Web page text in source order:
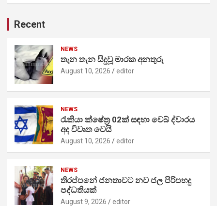
Recent
NEWS
තැන තැන සිදුවූ මාරක අනතුරු
August 10, 2026 editor
NEWS
රැකියා ක්ෂේත්‍ර 02ක් සඳහා වෙබ් ද්වාරය
අද විවෘත වෙයි
August 10, 2026 editor
NEWS
තිරප්පනේ ජනතාවට නව ජල පිරිපහදු
පද්ධතියක්
August 9, 2026 editor